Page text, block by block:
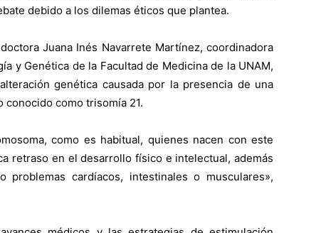
debido a los dilemas éticos que plantea.
Juana Inés Navarrete Martínez, coordinadora
y Genética de la Facultad de Medicina de la UNAM,
genética causada por la presencia de una
conocido como trisomía 21.
como es habitual, quienes nacen con este
retraso en el desarrollo físico e intelectual, además
problemas cardíacos, intestinales o musculares»,